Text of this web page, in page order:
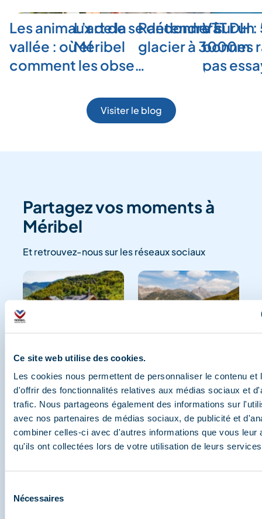
Ce site web utilise des cookies.
Les cookies nous permettent de personnaliser le contenu et
d'offrir des fonctionnalités relatives aux médias sociaux et
trafic. Nous partageons également des informations sur
avec nos partenaires de médias sociaux, de publicité et
combiner celles-ci avec d'autres informations que vous leur
qu'ils ont collectées lors de votre utilisation de leurs
Nécessaires
Les animaux de la
vallée : où et
comment les obse…
L’art de se détendre à
Méribel
Randonner sur un
glacier à 3000m
VTT DH
bonnes
pas
Visiter le blog
Partagez vos moments à
Méribel
Et retrouvez-nous sur les réseaux sociaux